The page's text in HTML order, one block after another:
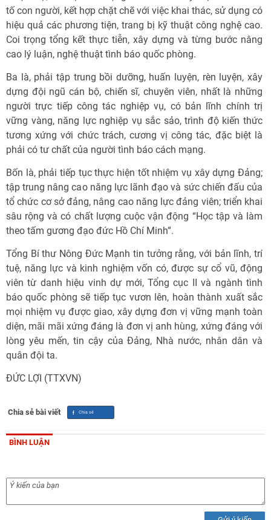
tố con người, kết hợp chặt chẽ với việc khai thác, sử dụng có
hiệu quả các phương tiện, trang bị kỹ thuật công nghệ cao.
Coi trọng tổng kết thực tiễn, xây dựng và từng bước nâng
cao lý luận, nghệ thuật tình báo quốc phòng.
Ba là, phải tập trung bồi dưỡng, huấn luyện, rèn luyện, xây
dựng đội ngũ cán bộ, chiến sĩ, chuyên viên, nhất là những
người trực tiếp công tác nghiệp vụ, có bản lĩnh chính trị
vững vàng, năng lực nghiệp vụ sắc sảo, trình độ kiến thức
tương xứng với chức trách, cương vị công tác, đặc biệt là
phải có tư chất của người tình báo cách mạng.
Bốn là, phải tiếp tục thực hiện tốt nhiệm vụ xây dựng Đảng;
tập trung nâng cao năng lực lãnh đạo và sức chiến đấu của
tổ chức cơ sở đảng, nâng cao năng lực đảng viên; triển khai
sâu rộng và có chất lượng cuộc vận động “Học tập và làm
theo tấm gương đạo đức Hồ Chí Minh”.
Tổng Bí thư Nông Đức Mạnh tin tưởng rằng, với bản lĩnh, trí
tuệ, năng lực và kinh nghiệm vốn có, được sự cổ vũ, động
viên từ danh hiệu vinh dự mới, Tổng cục II và ngành tình
báo quốc phòng sẽ tiếp tục vươn lên, hoàn thành xuất sắc
mọi nhiệm vụ được giao, xây dựng đơn vị vững mạnh toàn
diện, mãi mãi xứng đáng là đơn vị anh hùng, xứng đáng với
lòng yêu mến, tin cậy của Đảng, Nhà nước, nhân dân và
quân đội ta.
ĐỨC LỢI (TTXVN)
Chia sẻ bài viết
BÌNH LUẬN